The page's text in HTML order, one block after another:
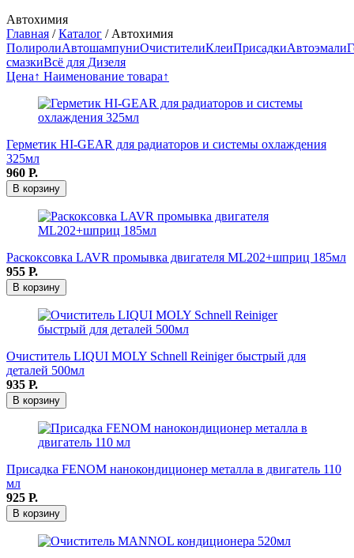
Автохимия
Главная /Каталог / Автохимия
ПолиролиАвтошампуниОчистителиКлеиПрисадкиАвтоэмали
смазкиВсё для Дизеля
Цена↑ Наименование товара↑
Герметик HI-GEAR для радиаторов и системы охлаждения
325мл
960 Р.
В корзину
Раскоксовка LAVR промывка двигателя ML202+шприц 185мл
955 Р.
В корзину
Очиститель LIQUI MOLY Schnell Reiniger быстрый для
деталей 500мл
935 Р.
В корзину
Присадка FENOM нанокондиционер металла в двигатель 110
мл
925 Р.
В корзину